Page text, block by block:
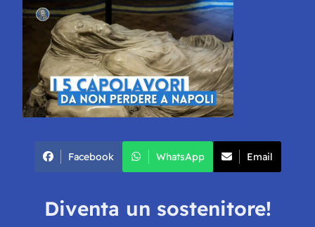
Facebook WhatsApp Email
Diventa un sostenitore!